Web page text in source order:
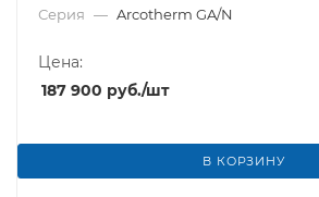
Серия — Arcotherm GA/N
Цена:
187 900 руб./шт
В КОРЗИНУ